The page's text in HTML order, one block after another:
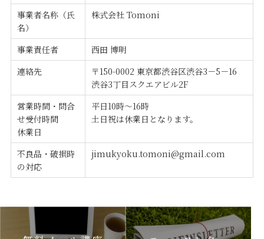
事業者名称（氏
名）
株式会社 Tomoni
事業責任者
西田 博明
連絡先
〒150-0002 東京都渋谷区渋谷3－5－16
渋谷3丁目スクエアビル2F
営業時間・問合
せ受付時間
休業日
平日10時～16時
土日祝は休業日となります。
不良品・破損時
の対応
jimukyoku.tomoni@gmail.com